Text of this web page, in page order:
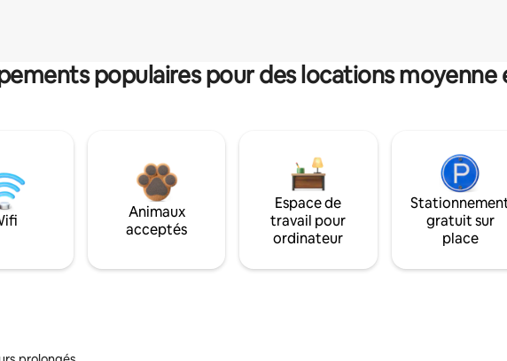
populaires pour des locations
Animaux
acceptés
Espace de
travail pour
ordinateur
gratuit sur
place